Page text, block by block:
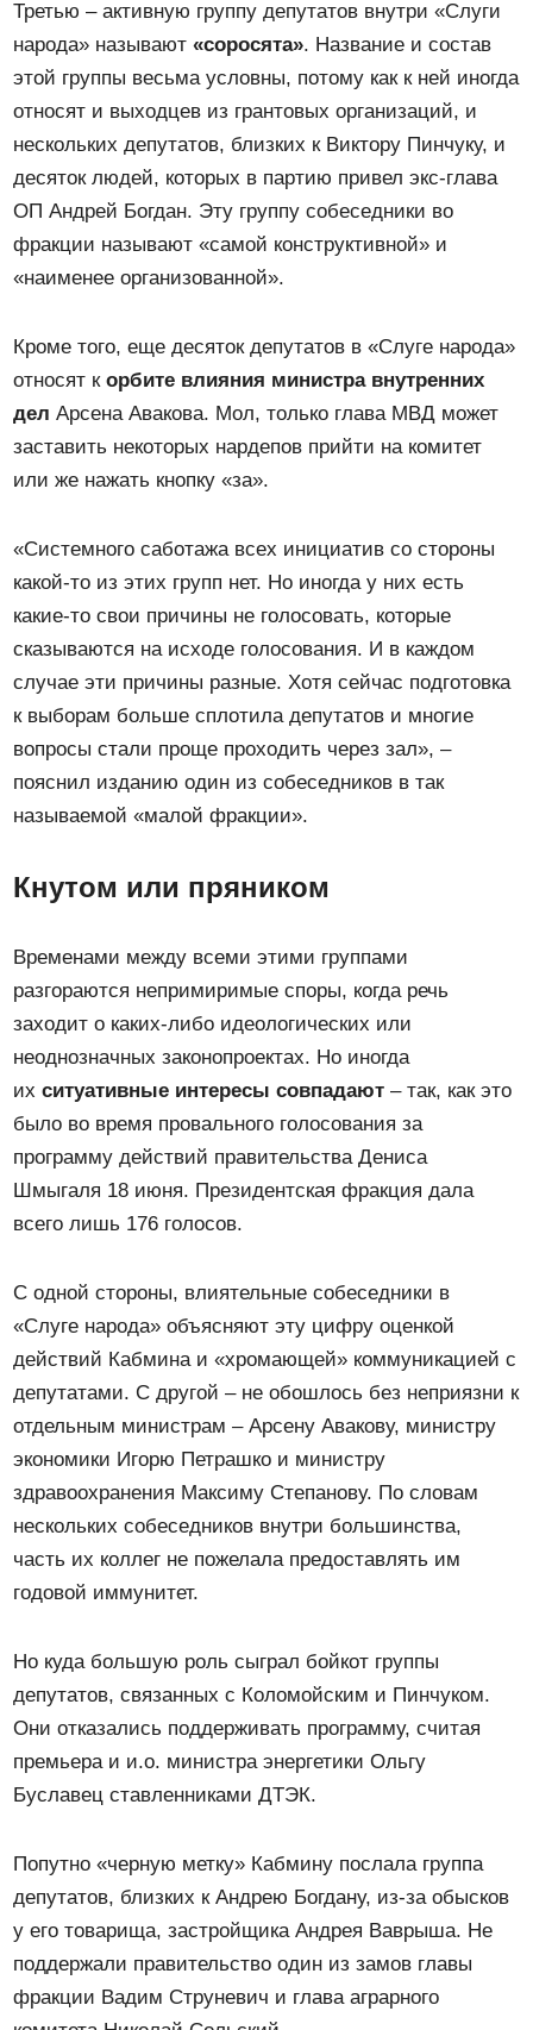
Третью – активную группу депутатов внутри «Слуги
народа» называют «соросята». Название и состав
этой группы весьма условны, потому как к ней иногда
относят и выходцев из грантовых организаций, и
нескольких депутатов, близких к Виктору Пинчуку, и
десяток людей, которых в партию привел экс-глава
ОП Андрей Богдан. Эту группу собеседники во
фракции называют «самой конструктивной» и
«наименее организованной».
Кроме того, еще десяток депутатов в «Слуге народа»
относят корбите влияния министра внутренних
дел Арсена Авакова. Мол, только глава МВД может
заставить некоторых нардепов прийти на комитет
или же нажать кнопку «за».
«Системного саботажа всех инициатив со стороны
какой-то из этих групп нет. Но иногда у них есть
какие-то свои причины не голосовать, которые
сказываются на исходе голосования. И в каждом
случае эти причины разные. Хотя сейчас подготовка
к выборам больше сплотила депутатов и многие
вопросы стали проще проходить через зал», –
пояснил изданию один из собеседников в так
называемой «малой фракции».
Кнутом или пряником
Временами между всеми этими группами
разгораются непримиримые споры, когда речь
заходит о каких-либо идеологических или
неоднозначных законопроектах. Но иногда
ихситуативные интересы совпадают – так, как это
было во время провального голосования за
программу действий правительства Дениса
Шмыгаля 18 июня. Президентская фракция дала
всего лишь 176 голосов.
С одной стороны, влиятельные собеседники в
«Слуге народа» объясняют эту цифру оценкой
действий Кабмина и «хромающей» коммуникацией с
депутатами. С другой – не обошлось без неприязни к
отдельным министрам – Арсену Авакову, министру
экономики Игорю Петрашко и министру
здравоохранения Максиму Степанову. По словам
нескольких собеседников внутри большинства,
часть их коллег не пожелала предоставлять им
годовой иммунитет.
Но куда большую роль сыграл бойкот группы
депутатов, связанных с Коломойским и Пинчуком.
Они отказались поддерживать программу, считая
премьера и и.о. министра энергетики Ольгу
Буславец ставленниками ДТЭК.
Попутно «черную метку» Кабмину послала группа
депутатов, близких к Андрею Богдану, из-за обысков
у его товарища, застройщика Андрея Ваврыша. Не
поддержали правительство один из замов главы
фракции Вадим Струневич и глава аграрного